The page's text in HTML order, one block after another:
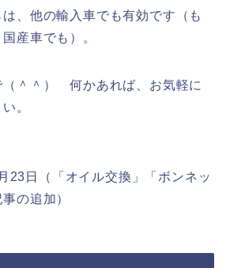
、他の輸入車でも有効です（も
産車でも）。
（＾＾） 何かあれば、お気軽に
。
23日（「オイル交換」「ボンネッ
の追加）